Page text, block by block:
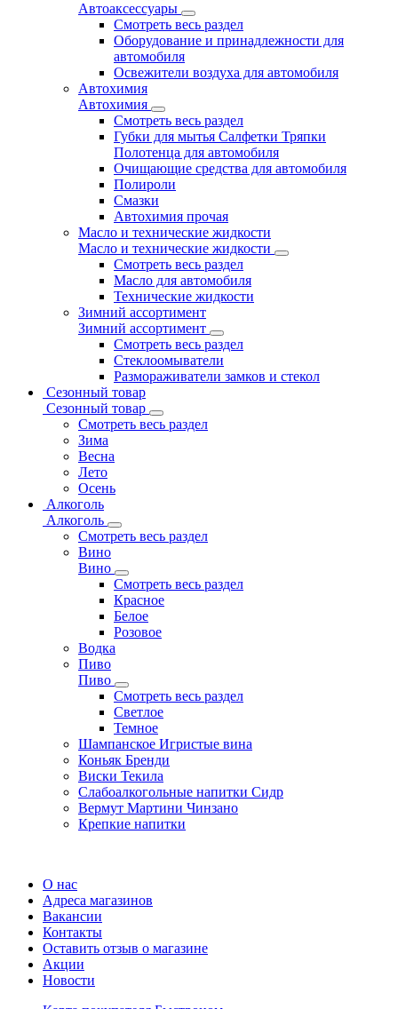
Автоаксессуары
Смотреть весь раздел
Оборудование и принадлежности для
автомобиля
Освежители воздуха для автомобиля
Автохимия
Автохимия
Смотреть весь раздел
Губки для мытья Салфетки Тряпки
Полотенца для автомобиля
Очищающие средства для автомобиля
Полироли
Смазки
Автохимия прочая
Масло и технические жидкости
Масло и технические жидкости
Смотреть весь раздел
Масло для автомобиля
Технические жидкости
Зимний ассортимент
Зимний ассортимент
Смотреть весь раздел
Стеклоомыватели
Размораживатели замков и стекол
Сезонный товар
Сезонный товар
Смотреть весь раздел
Зима
Весна
Лето
Осень
Алкоголь
Алкоголь
Смотреть весь раздел
Вино
Вино
Смотреть весь раздел
Красное
Белое
Розовое
Водка
Пиво
Пиво
Смотреть весь раздел
Cветлое
Темное
Шампанское Игристые вина
Коньяк Бренди
Виски Текила
Слабоалкогольные напитки Сидр
Вермут Мартини Чинзано
Крепкие напитки
О нас
Адреса магазинов
Вакансии
Контакты
Оставить отзыв о магазине
Акции
Новости